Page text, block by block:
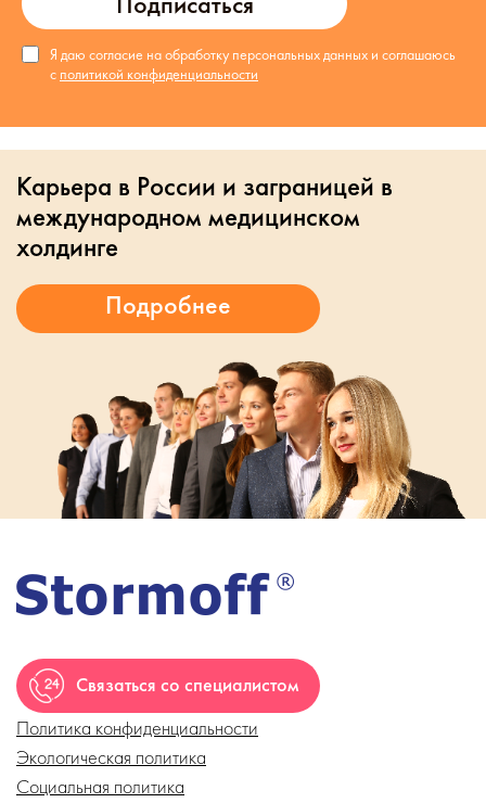
Я даю согласие на обработку персональных данных и соглашаюсь
с политикой конфиденциальности
Карьера в России и заграницей в
международном медицинском
холдинге
Связаться со специалистом
Политика конфиденциальности
Экологическая политика
Социальная политика